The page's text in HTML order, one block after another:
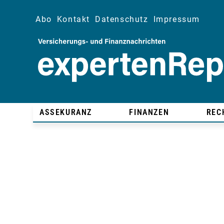
Abo Kontakt Datenschutz Impressum
ASSEKURANZ FINANZEN